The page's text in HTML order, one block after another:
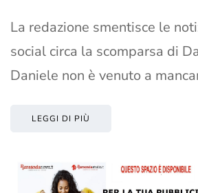
La redazione smentisce le
social circa la scomparsa di
Daniele non è venuto a
LEGGI DI PIÙ